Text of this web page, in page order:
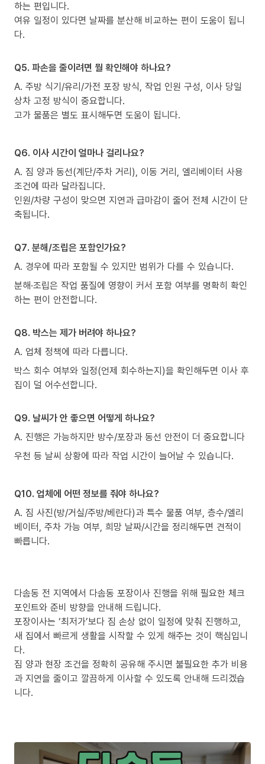
하는 편입니다.
여유 일정이 있다면 날짜를 분산해 비교하는 편이 도움이 됩니
다.
Q5. 파손을 줄이려면 뭘 확인해야 하나요?
A. 주방 식기/유리/가전 포장 방식, 작업 인원 구성, 이사 당일
상차 고정 방식이 중요합니다.
고가 물품은 별도 표시해두면 도움이 됩니다.
Q6. 이사 시간이 얼마나 걸리나요?
A. 짐 양과 동선(계단/주차 거리), 이동 거리, 엘리베이터 사용
조건에 따라 달라집니다.
인원/차량 구성이 맞으면 지연과 급마감이 줄어 전체 시간이 단
축됩니다.
Q7. 분해/조립은 포함인가요?
A. 경우에 따라 포함될 수 있지만 범위가 다를 수 있습니다.
분해·조립은 작업 품질에 영향이 커서 포함 여부를 명확히 확인
하는 편이 안전합니다.
Q8. 박스는 제가 버려야 하나요?
A. 업체 정책에 따라 다릅니다.
박스 회수 여부와 일정(언제 회수하는지)을 확인해두면 이사 후
집이 덜 어수선합니다.
Q9. 날씨가 안 좋으면 어떻게 하나요?
A. 진행은 가능하지만 방수/포장과 동선 안전이 더 중요합니다
우천 등 날씨 상황에 따라 작업 시간이 늘어날 수 있습니다.
Q10. 업체에 어떤 정보를 줘야 하나요?
A. 짐 사진(방/거실/주방/베란다)과 특수 물품 여부, 층수/엘리
베이터, 주차 가능 여부, 희망 날짜/시간을 정리해두면 견적이
빠릅니다.
다솜동 전 지역에서 다솜동 포장이사 진행을 위해 필요한 체크
포인트와 준비 방향을 안내해 드립니다.
포장이사는 ‘최저가’보다 짐 손상 없이 일정에 맞춰 진행하고,
새 집에서 빠르게 생활을 시작할 수 있게 해주는 것이 핵심입니
다.
짐 양과 현장 조건을 정확히 공유해 주시면 불필요한 추가 비용
과 지연을 줄이고 깔끔하게 이사할 수 있도록 안내해 드리겠습
니다.